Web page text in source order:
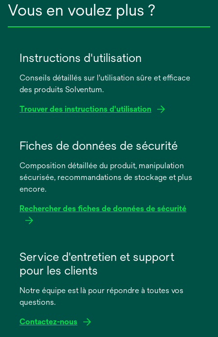
Vous en voulez plus ?
Instructions d'utilisation
Conseils détaillés sur l'utilisation sûre et efficace
des produits Solventum.
Trouver des instructions d'utilisation
dans
nouvel
onglet
Fiches de données de sécurité
Composition détaillée du produit, manipulation
sécurisée, recommandations de stockage et plus
encore.
Rechercher des fiches de données de sécurité
dans
nouvel
onglet
Service d'entretien et support
pour les clients
Notre équipe est là pour répondre à toutes vos
questions.
Contactez-nous